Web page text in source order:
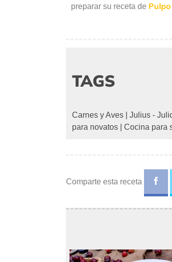
preparar su receta de
TAGS
Carnes y Aves Julius -
para novatos
Cocina para
Comparte esta receta